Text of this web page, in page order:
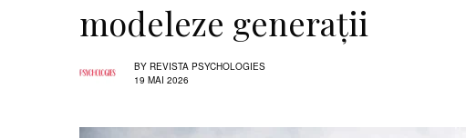
modeleze generații
BY REVISTA PSYCHOLOGIES
19 MAI 2026